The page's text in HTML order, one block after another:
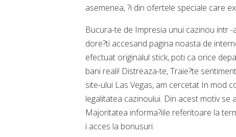
asemenea, ?i din ofertele speciale care
Bucura-te de Impresia unui cazinou intr
dore?ti accesand pagina noasta de
efectuat originalul stick, poti ca orice
bani reali! Distreaza-te, Traie?te
site-ului Las Vegas, am cercetat In mod
legalitatea cazinoului. Din acest motiv se
Majoritatea informa?iile referitoare la
i acces la bonusuri.